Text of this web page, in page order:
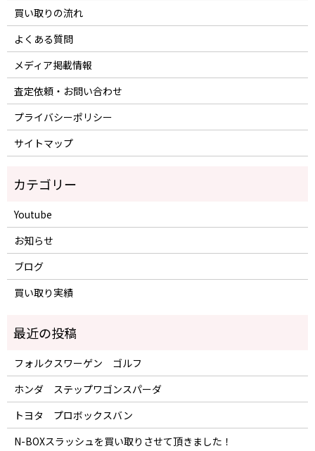
買い取りの流れ
よくある質問
メディア掲載情報
査定依頼・お問い合わせ
プライバシーポリシー
サイトマップ
Youtube
お知らせ
ブログ
買い取り実績
フォルクスワーゲン ゴルフ
ホンダ ステップワゴンスパーダ
トヨタ プロボックスバン
N-BOXスラッシュを買い取りさせて頂きました！